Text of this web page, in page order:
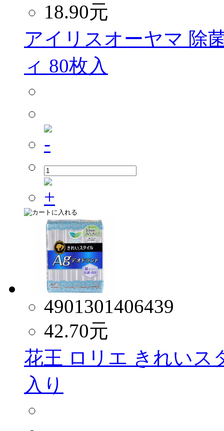
18.90元
アイリスオーヤマ 除
ィ 80枚入
4901301406439
42.70元
花王 ロリエ きれいス
入り